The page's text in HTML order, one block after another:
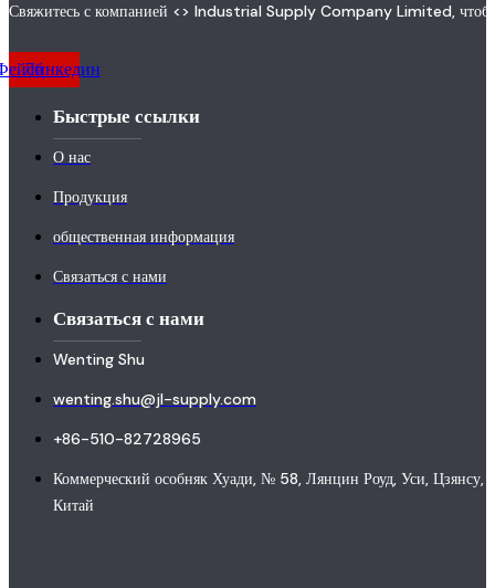
Свяжитесь с компанией <> Industrial Supply Company Limited, чтобы
Линкедин
Быстрые ссылки
О нас
Продукция
общественная информация
Связаться с нами
Связаться с нами
Wenting Shu
wenting.shu@jl-supply.com
+86-510-82728965
Коммерческий особняк Хуади, № 58, Лянцин Роуд, Уси, Цзянсу,
Китай